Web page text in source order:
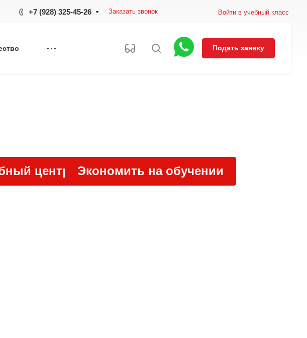
+7 (928) 325-45-26 Заказать звонок Войти в учебный класс
Подать заявку
центр Экономить на обучении